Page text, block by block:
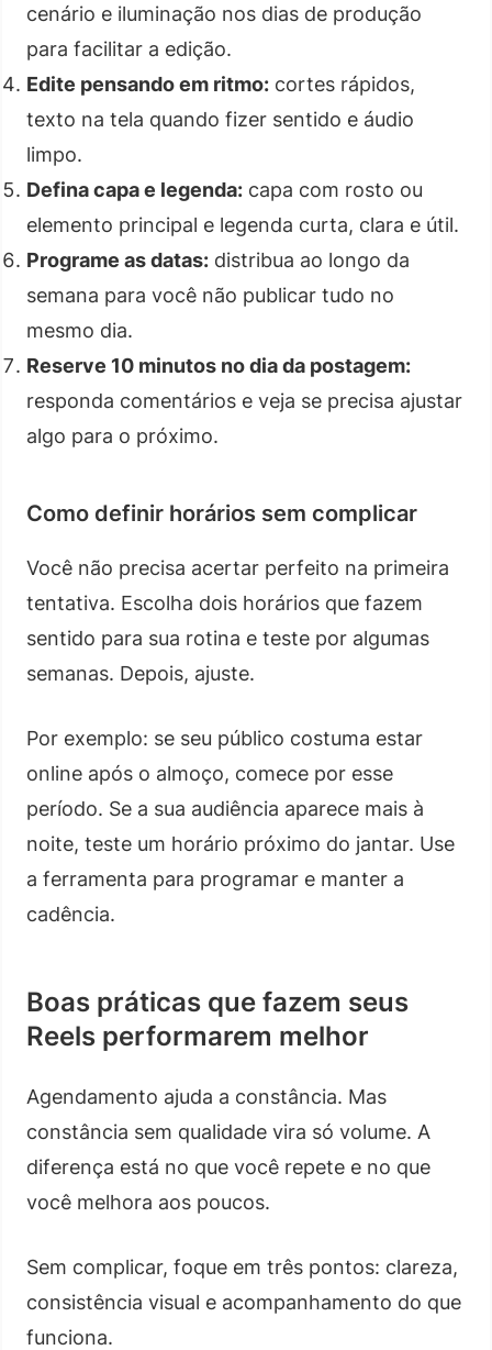
cenário e iluminação nos dias de produção
para facilitar a edição.
Edite pensando em ritmo: cortes rápidos,
texto na tela quando fizer sentido e áudio
limpo.
Defina capa e legenda: capa com rosto ou
elemento principal e legenda curta, clara e útil.
Programe as datas: distribua ao longo da
semana para você não publicar tudo no
mesmo dia.
Reserve 10 minutos no dia da postagem:
responda comentários e veja se precisa ajustar
algo para o próximo.
Como definir horários sem complicar
Você não precisa acertar perfeito na primeira
tentativa. Escolha dois horários que fazem
sentido para sua rotina e teste por algumas
semanas. Depois, ajuste.
Por exemplo: se seu público costuma estar
online após o almoço, comece por esse
período. Se a sua audiência aparece mais à
noite, teste um horário próximo do jantar. Use
a ferramenta para programar e manter a
cadência.
Boas práticas que fazem seus
Reels performarem melhor
Agendamento ajuda a constância. Mas
constância sem qualidade vira só volume. A
diferença está no que você repete e no que
você melhora aos poucos.
Sem complicar, foque em três pontos: clareza,
consistência visual e acompanhamento do que
funciona.